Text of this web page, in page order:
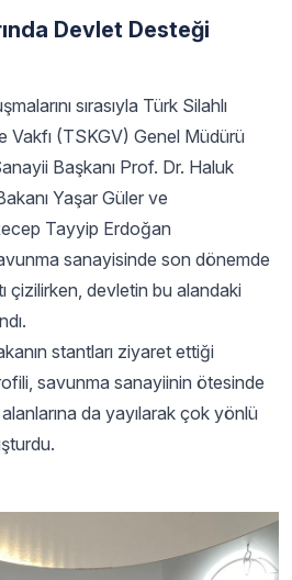
Devlet Desteği
sırasıyla Türk Silahlı
Vakfı (TSKGV) Genel Müdürü
Başkanı Prof. Dr. Haluk
Yaşar Güler ve
Tayyip Erdoğan
sanayisinde son dönemde
çizilirken, devletin bu alandaki
stantları ziyaret ettiği
savunma sanayiinin ötesinde
da yayılarak çok yönlü